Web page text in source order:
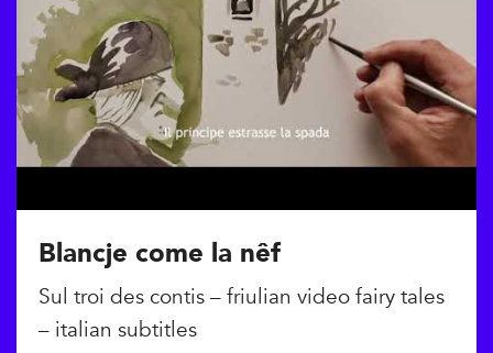
Blancje come la nêf
Sul troi des contis – friulian video fairy tales
– italian subtitles